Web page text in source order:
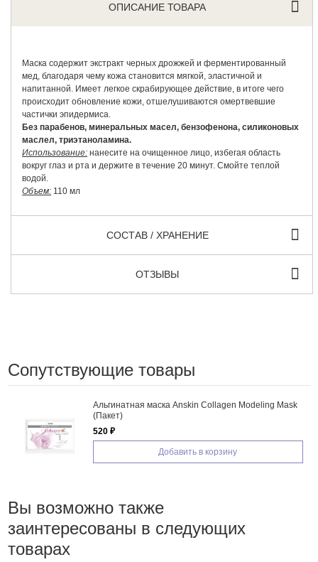
ОПИСАНИЕ ТОВАРА
Маска содержит экстракт черных дрожжей и ферментированный
мед, благодаря чему кожа становится мягкой, эластичной и
напитанной. Имеет легкое скрабирующее действие, в итоге чего
происходит обновление кожи, отшелушиваются омертвевшие
частички эпидермиса.
Без парабенов, минеральных масел, бензофенона, силиконовых
маслел, триэтаноламина.
Использование: нанесите на очищенное лицо, избегая область
вокруг глаз и рта и держите в течение 20 минут. Смойте теплой
водой.
Объем: 110 мл
СОСТАВ / ХРАНЕНИЕ
ОТЗЫВЫ
Сопутствующие товары
Альгинатная маска Anskin Collagen Modeling Mask
(Пакет)
520 ₽
Добавить в корзину
Вы возможно также
заинтересованы в следующих
товарах